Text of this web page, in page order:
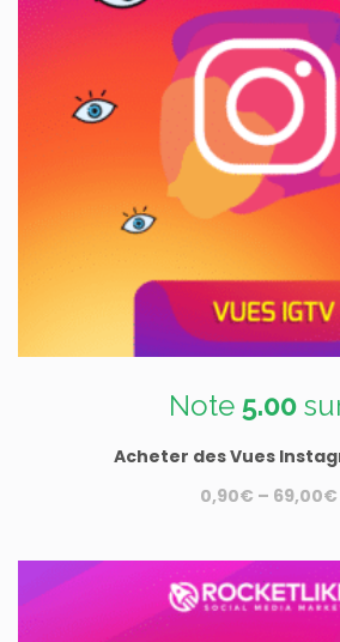
Note 5.00
Acheter des Vues
0,90€ – 69,00€
a